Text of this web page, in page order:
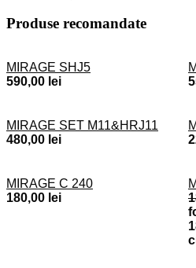
Produse recomandate
MIRAGE SHJ5
590,00 lei
MIRAGE SET M11&HRJ11
480,00 lei
MIRAGE C 240
180,00 lei